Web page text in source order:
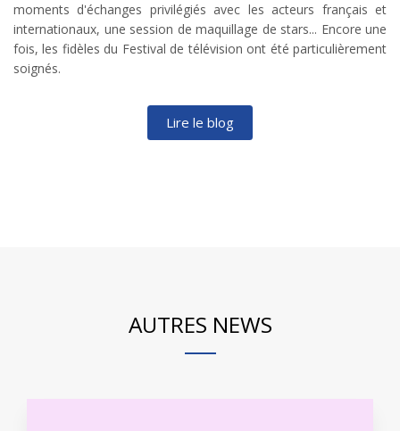
moments d'échanges privilégiés avec les acteurs français et
internationaux, une session de maquillage de stars... Encore une
fois, les fidèles du Festival de télévision ont été particulièrement
soignés.
Lire le blog
AUTRES NEWS